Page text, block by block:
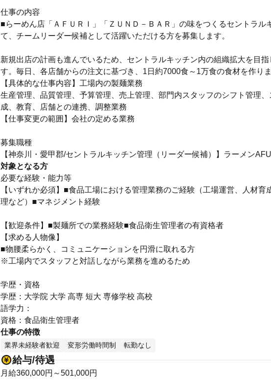
仕事の内容
■らーめん店「ＡＦＵＲＩ」「ＺＵＮＤ－ＢＡＲ」の味をつくるセントラル
て、チームリーダー候補として活躍いただける方を募集します。
新規出店の計画も進んでいるため、セントラルキッチン内の組織拡大を目指
す。毎日、各店舗からの注文に基づき、1日約7000食～1万食の食材を作りま
【具体的な仕事内容】工場内の製麺業務
生産管理、品質管理、予算管理、売上管理、部門内スタッフのシフト管理
成、教育、店舗との連携、調整業務
【仕事変更の範囲】会社の定める業務
募集職種
【神奈川・愛甲郡/セントラルキッチン管理（リーダー候補）】ラーメン
対象となる方
必要な経験・能力等
【いずれか必須】■食品工場における管理業務のご経験（工場運営、人材育
理など）■マネジメント経験
【歓迎条件】■製麺所での業務経験■食品衛生管理者の有資格者
【求める人物像】
■物腰柔らかく、コミュニケーションを円滑に取れる方
※工場内でスタッフと対話しながら業務を進めるため
学歴・資格
学歴：大学院 大学 高専 短大 専修学校 高校
語学力：
資格：食品衛生管理者
仕事の特徴
業界未経験者歓迎 変形労働時間制 転勤なし
給与/待遇
月給360,000円～501,000円